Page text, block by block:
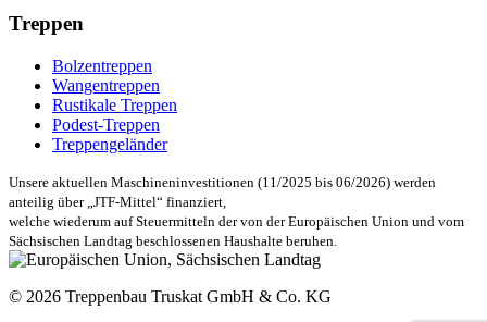
Treppen
Bolzentreppen
Wangentreppen
Rustikale Treppen
Podest-Treppen
Treppengeländer
Unsere aktuellen Maschineninvestitionen (11/2025 bis 06/2026) werden
anteilig über „JTF-Mittel“ finanziert,
welche wiederum auf Steuermitteln der von der Europäischen Union und vom
Sächsischen Landtag beschlossenen Haushalte beruhen.
© 2026 Treppenbau Truskat GmbH & Co. KG